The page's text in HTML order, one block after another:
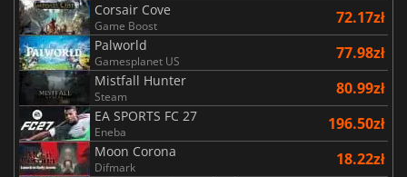
Corsair Cove
Game Boost 72.17zł
Palworld
Gamesplanet US 77.98zł
Mistfall Hunter
Steam 80.99zł
EA SPORTS FC 27
Eneba 196.50zł
Moon Corona
Difmark 18.22zł